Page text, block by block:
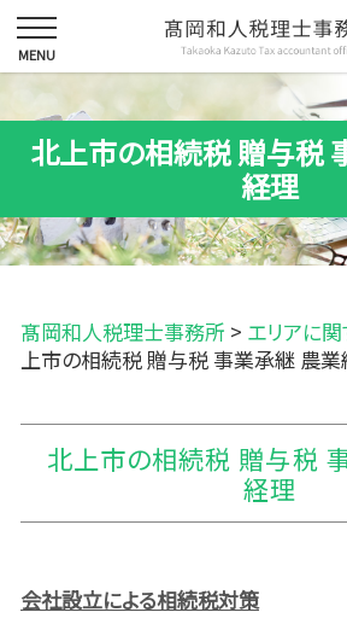
北上市の相続税 贈与税
経理
髙岡和人税理士事務所 > エリアに
上市の相続税 贈与税 事業承継 農
北上市の相続税 贈与税
経理
会社設立による相続税対策